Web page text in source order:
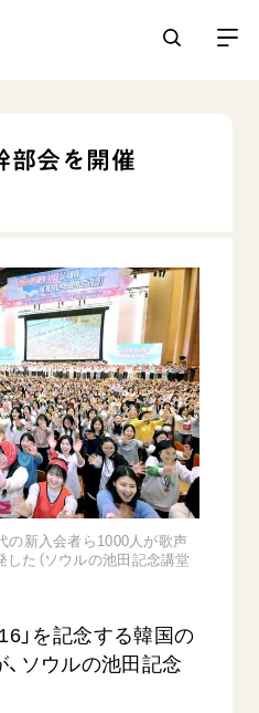
）
拡大
」を促進
）」の取り組み
命』要旨
部会を開催
の新入会者ら1000人が歌声
した（ソウルの池田記念講堂
」を記念する韓国の
ソウルの池田記念